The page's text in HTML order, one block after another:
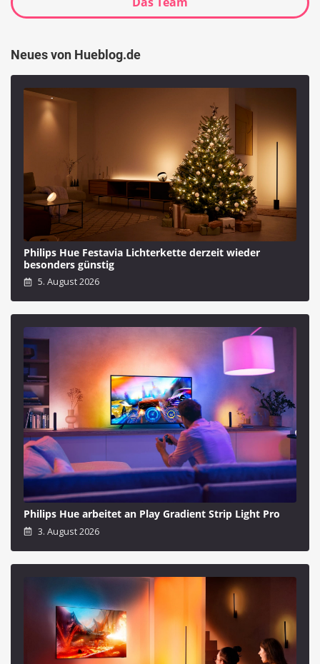
Neues von Hueblog.de
Philips Hue Festavia Lichterkette derzeit wieder
besonders günstig
5. August 2026
Philips Hue arbeitet an Play Gradient Strip Light Pro
3. August 2026